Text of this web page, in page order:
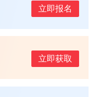
立即报名
立即获取